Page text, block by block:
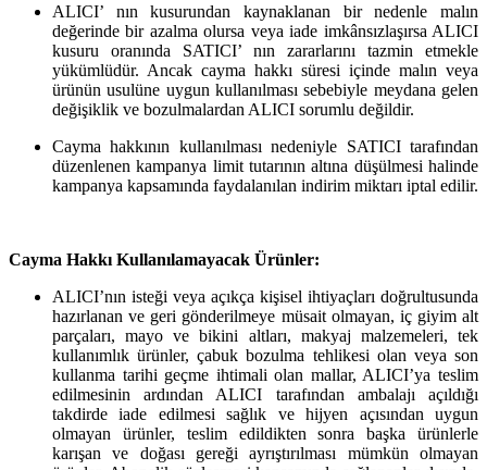
ALICI’ nın kusurundan kaynaklanan bir nedenle malın
değerinde bir azalma olursa veya iade imkânsızlaşırsa ALICI
kusuru oranında SATICI’ nın zararlarını tazmin etmekle
yükümlüdür. Ancak cayma hakkı süresi içinde malın veya
ürünün usulüne uygun kullanılması sebebiyle meydana gelen
değişiklik ve bozulmalardan ALICI sorumlu değildir.
Cayma hakkının kullanılması nedeniyle SATICI tarafından
düzenlenen kampanya limit tutarının altına düşülmesi halinde
kampanya kapsamında faydalanılan indirim miktarı iptal edilir.
Cayma Hakkı Kullanılamayacak Ürünler:
ALICI’nın isteği veya açıkça kişisel ihtiyaçları doğrultusunda
hazırlanan ve geri gönderilmeye müsait olmayan, iç giyim alt
parçaları, mayo ve bikini altları, makyaj malzemeleri, tek
kullanımlık ürünler, çabuk bozulma tehlikesi olan veya son
kullanma tarihi geçme ihtimali olan mallar, ALICI’ya teslim
edilmesinin ardından ALICI tarafından ambalajı açıldığı
takdirde iade edilmesi sağlık ve hijyen açısından uygun
olmayan ürünler, teslim edildikten sonra başka ürünlerle
karışan ve doğası gereği ayrıştırılması mümkün olmayan